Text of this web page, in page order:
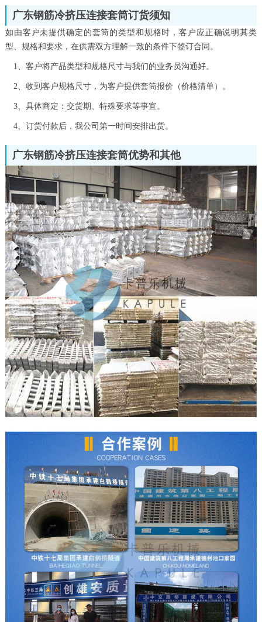
广东钢筋冷挤压连接套筒订货须知
如由客户未提供确定的套筒的类型和规格时，客户应正确说明其类
型、规格和要求，在供需双方理解一致的条件下签订合同。
1、客户将产品类型和规格尺寸与我们的业务员沟通好。
2、收到客户规格尺寸，为客户提供套筒报价（价格清单）。
3、具体商定：交货期、特殊要求等事宜。
4、订货付款后，我公司第一时间安排出货。
广东钢筋冷挤压连接套筒优势和其他